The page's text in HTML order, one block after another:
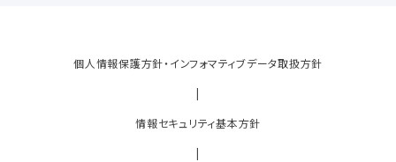
個人情報保護方針・インフォマティブデータ取扱方針
|
情報セキュリティ基本方針
|